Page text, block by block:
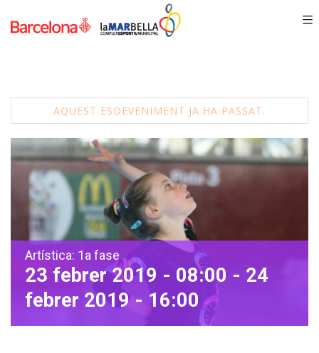
AQUEST ESDEVENIMENT JA HA PASSAT.
Artística: 1a fase
23 febrer 2019 - 08:00 - 24
febrer 2019 - 16:00